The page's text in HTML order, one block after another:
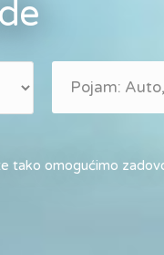
omogućimo